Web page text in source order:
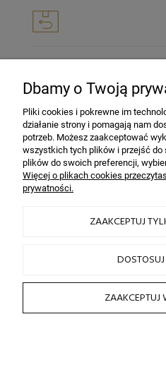
INFORMACJE
OBSŁUGA KLIENTA
2026 © by sklep fryzjerski
Sklep internetowy Shoper.pl
Dbamy o Twoją
Pliki cookies i pokrewne im
działanie strony i pomagają nam
potrzeb. Możesz zaakceptować
wszystkich tych plików i przejść
plików do swoich preferencji,
Więcej o plikach cookies
prywatności.
ZAAKCEPTUJ
ZAAKCEPTUJ